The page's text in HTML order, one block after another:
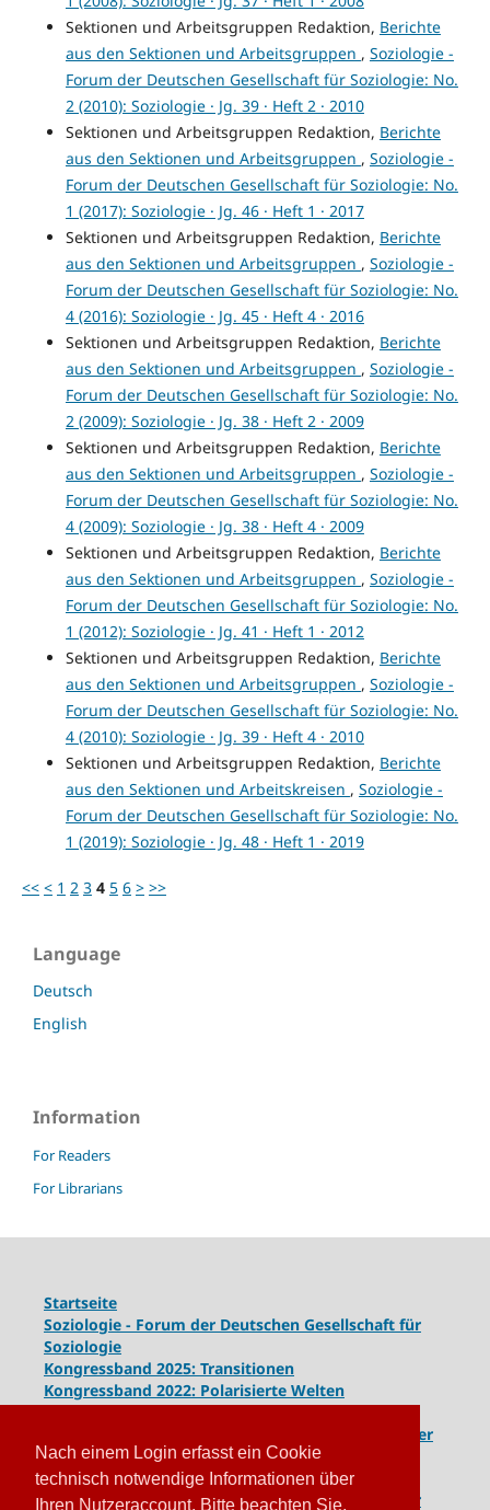
Nach einem Login erfasst ein Cookie
technisch notwendige Informationen über
Ihren Nutzeraccount. Bitte beachten Sie,
Sektionen und Arbeitsgruppen Redaktion, Berichte
aus den Sektionen und Arbeitsgruppen , Soziologie -
Forum der Deutschen Gesellschaft für Soziologie: No.
2 (2010): Soziologie · Jg. 39 · Heft 2 · 2010
Sektionen und Arbeitsgruppen Redaktion, Berichte
aus den Sektionen und Arbeitsgruppen , Soziologie -
Forum der Deutschen Gesellschaft für Soziologie: No.
1 (2017): Soziologie · Jg. 46 · Heft 1 · 2017
Sektionen und Arbeitsgruppen Redaktion, Berichte
aus den Sektionen und Arbeitsgruppen , Soziologie -
Forum der Deutschen Gesellschaft für Soziologie: No.
4 (2016): Soziologie · Jg. 45 · Heft 4 · 2016
Sektionen und Arbeitsgruppen Redaktion, Berichte
aus den Sektionen und Arbeitsgruppen , Soziologie -
Forum der Deutschen Gesellschaft für Soziologie: No.
2 (2009): Soziologie · Jg. 38 · Heft 2 · 2009
Sektionen und Arbeitsgruppen Redaktion, Berichte
aus den Sektionen und Arbeitsgruppen , Soziologie -
Forum der Deutschen Gesellschaft für Soziologie: No.
4 (2009): Soziologie · Jg. 38 · Heft 4 · 2009
Sektionen und Arbeitsgruppen Redaktion, Berichte
aus den Sektionen und Arbeitsgruppen , Soziologie -
Forum der Deutschen Gesellschaft für Soziologie: No.
1 (2012): Soziologie · Jg. 41 · Heft 1 · 2012
Sektionen und Arbeitsgruppen Redaktion, Berichte
aus den Sektionen und Arbeitsgruppen , Soziologie -
Forum der Deutschen Gesellschaft für Soziologie: No.
4 (2010): Soziologie · Jg. 39 · Heft 4 · 2010
Sektionen und Arbeitsgruppen Redaktion, Berichte
aus den Sektionen und Arbeitskreisen , Soziologie -
Forum der Deutschen Gesellschaft für Soziologie: No.
1 (2019): Soziologie · Jg. 48 · Heft 1 · 2019
<< < 1 2 3 4 5 6 > >>
Language
Deutsch
English
Information
For Readers
For Librarians
Startseite
Soziologie - Forum der Deutschen Gesellschaft für
Soziologie
Kongressband 2025: Transitionen
Kongressband 2022: Polarisierte Welten
Komplexe Dynamiken globaler
und lokaler Entwicklungen
Kongressband 2016: Geschlossene Gesellschaften
Kongressband 2014: Routinen der Krise - Krise der